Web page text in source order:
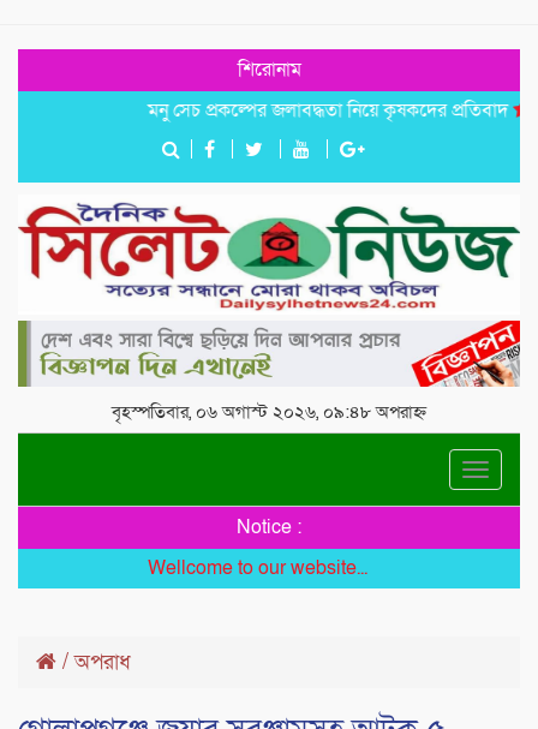
শিরোনাম
মনু সেচ প্রকল্পের জলাবদ্ধতা নিয়ে কৃষকদের প্রতিবাদ
বৃহস্পতিবার, ০৬ অগাস্ট ২০২৬, ০৯:৪৮ অপরাহ্ন
Toggle
Notice :
Wellcome to our website...
/অপরাধ